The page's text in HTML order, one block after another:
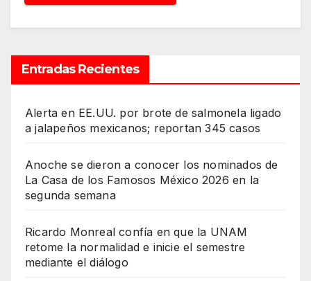
Entradas Recientes
Alerta en EE.UU. por brote de salmonela ligado
a jalapeños mexicanos; reportan 345 casos
Anoche se dieron a conocer los nominados de
La Casa de los Famosos México 2026 en la
segunda semana
Ricardo Monreal confía en que la UNAM
retome la normalidad e inicie el semestre
mediante el diálogo